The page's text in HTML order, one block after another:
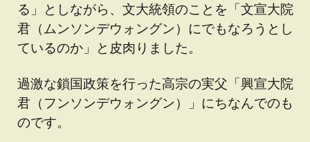
る」としながら、文大統領のことを「文宣大院
君（ムンソンデウォングン）にでもなろうとし
ているのか」と皮肉りました。
過激な鎖国政策を行った高宗の実父「興宣大院
君（フンソンデウォングン）」にちなんでのも
のです。